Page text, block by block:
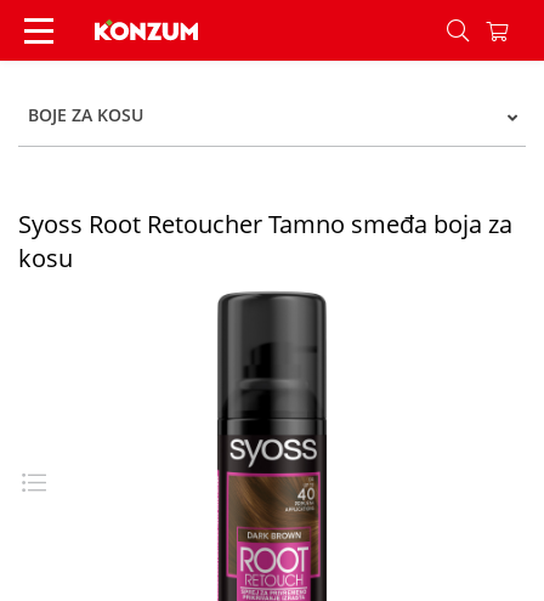
Syoss Root Retoucher Tamno smeđa boja za
BOJE ZA KOSU
Syoss Root Retoucher Tamno smeđa boja za
kosu